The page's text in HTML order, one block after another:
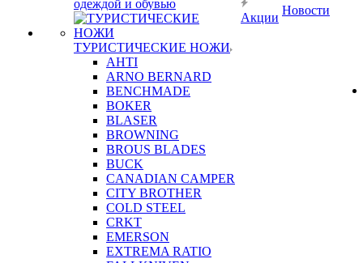
одеждой и обувью
ТУРИСТИЧЕСКИЕ НОЖИ
AHTI
ARNO BERNARD
BENCHMADE
BOKER
BLASER
BROWNING
BROUS BLADES
BUCK
CANADIAN CAMPER
CITY BROTHER
COLD STEEL
CRKT
EMERSON
EXTREMA RATIO
Акции
Новости